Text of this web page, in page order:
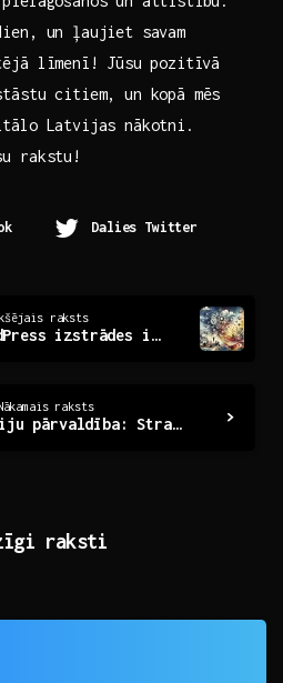
un ļaujiet savam​
līmenī! ⁣Jūsu pozitīvā
citiem, ‌un kopā mēs
Latvijas nākotni.
rakstu!
Dalies Twitter
raksts
Atklājiet WordPress izstrādes iespējas un radošumu
Nākamais raksts
Sociālo mediju pārvaldība: Stratēģijas un rīki efektivitātei
raksti